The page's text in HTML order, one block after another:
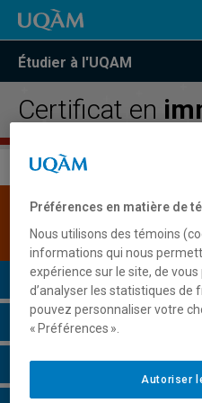
Étudier à l'UQAM
Certificat en
Une version plus
disponible.Cliquez
Présentation du
Conditions d'admission
Cours à suivre et horaires
Préférences en matière de
Nous utilisons des témoins
informations qui nous
expérience sur le site, de
d’analyser les statistiques de
pouvez personnaliser votre
« Préférences ».
Autoriser